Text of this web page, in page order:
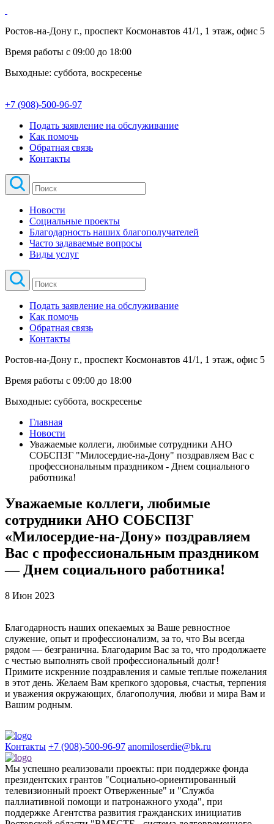
Ростов-на-Дону г., проспект Космонавтов 41/1, 1 этаж, офис 5
Время работы с 09:00 до 18:00
Выходные: суббота, воскресенье
+7 (908)-500-96-97
Подать заявление на обслуживание
Как помочь
Обратная связь
Контакты
Новости
Социальные проекты
Благодарность наших благополучателей
Часто задаваемые вопросы
Виды услуг
Подать заявление на обслуживание
Как помочь
Обратная связь
Контакты
Ростов-на-Дону г., проспект Космонавтов 41/1, 1 этаж, офис 5
Время работы с 09:00 до 18:00
Выходные: суббота, воскресенье
Главная
Новости
Уважаемые коллеги, любимые сотрудники АНО
СОБСПЗГ "Милосердие-на-Дону" поздравляем Вас с
профессиональным праздником - Днем социального
работника!
Уважаемые коллеги, любимые
сотрудники АНО СОБСПЗГ
«Милосердие-на-Дону» поздравляем
Вас с профессиональным праздником
— Днем социального работника!
8 Июн 2023
Благодарность наших опекаемых за Ваше ревностное
служение, опыт и профессионализм, за то, что Вы всегда
рядом — безгранична. Благодарим Вас за то, что продолжаете
с честью выполнять свой профессиональный долг!
Примите искренние поздравления и самые теплые пожелания
в этот день. Желаем Вам крепкого здоровья, счастья, терпения
и уважения окружающих, благополучия, любви и мира Вам и
Вашим родным.
Контакты +7 (908)-500-96-97 anomiloserdie@bk.ru
Мы успешно реализовали проекты: при поддержке фонда
президентских грантов "Социально-ориентированный
телевизионный проект Отверженные" и "Служба
паллиативной помощи и патронажного ухода", при
поддержке Агентства развития гражданских инициатив